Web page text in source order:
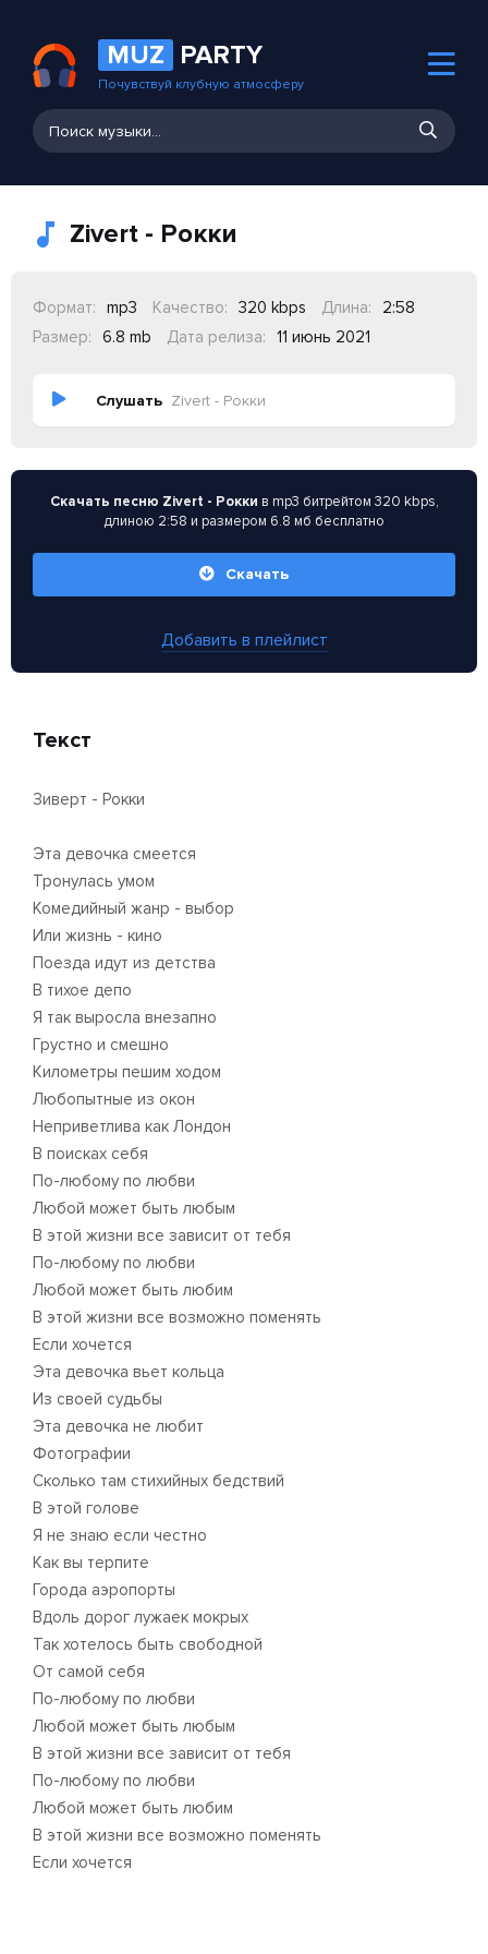
MUZ PARTY
Почувствуй клубную атмосферу
Zivert - Рокки
Формат: mp3 Качество: 320 kbps Длина:
2:58
Размер:
6.8 mb Дата релиза: 11 июнь 2021
Слушать Zivert - Рокки
Скачать песню Zivert - Рокки в mp3 битрейтом 320 kbps,
длиною 2:58 и размером 6.8 мб бесплатно
Скачать
Добавить в плейлист
Текст
Зиверт - Рокки
Эта девочка смеется
Тронулась умом
Комедийный жанр - выбор
Или жизнь - кино
Поезда идут из детства
В тихое депо
Я так выросла внезапно
Грустно и смешно
Километры пешим ходом
Любопытные из окон
Неприветлива как Лондон
В поисках себя
По-любому по любви
Любой может быть любым
В этой жизни все зависит от тебя
По-любому по любви
Любой может быть любим
В этой жизни все возможно поменять
Если хочется
Эта девочка вьет кольца
Из своей судьбы
Эта девочка не любит
Фотографии
Сколько там стихийных бедствий
В этой голове
Я не знаю если честно
Как вы терпите
Города аэропорты
Вдоль дорог лужаек мокрых
Так хотелось быть свободной
От самой себя
По-любому по любви
Любой может быть любым
В этой жизни все зависит от тебя
По-любому по любви
Любой может быть любим
В этой жизни все возможно поменять
Если хочется